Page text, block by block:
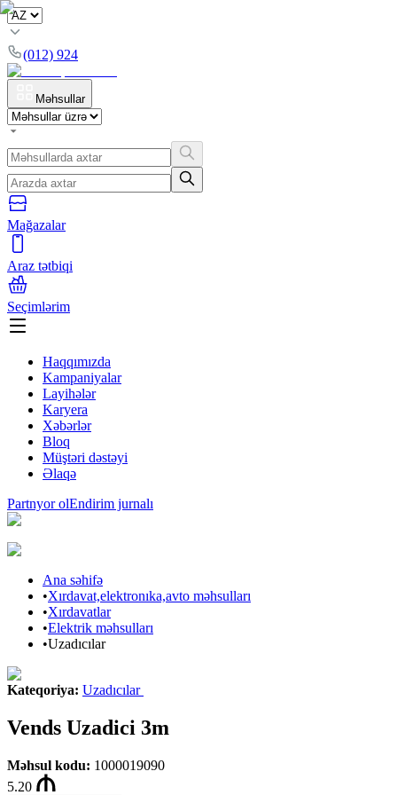
(012) 924
Məhsullar
Mağazalar
Araz tətbiqi
Seçimlərim
Haqqımızda
Kampaniyalar
Layihələr
Karyera
Xəbərlər
Bloq
Müştəri dəstəyi
Əlaqə
Partnyor olEndirim jurnalı
Ana səhifə
•Xırdavat,elektronıka,avto məhsulları
•Xırdavatlar
•Elektrik məhsulları
•Uzadıcılar
Kateqoriya: Uzadıcılar
Vends Uzadici 3m
Məhsul kodu: 1000019090
5.20